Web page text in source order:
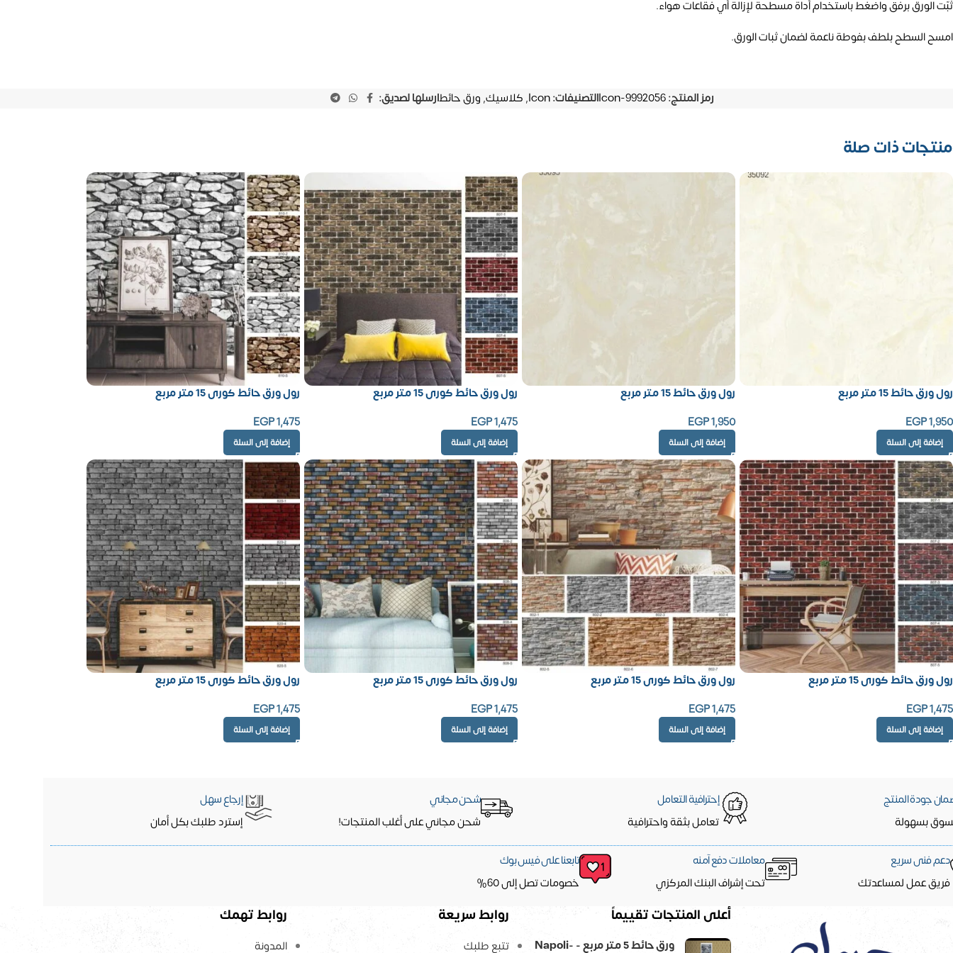
ثبّت الورق برفق واضغط باستخدام أداة مسطحة لإزالة أي فقاعات هواء.
امسح السطح بلطف بفوطة ناعمة لضمان ثبات الورق.
رمز المنتج:Icon-9992056التصنيفات:Icon
, كلاسيك, ورق حائطارسلها لصديق:
منتجات ذات صلة
رول ورق حائط 15 متر مربع
EGP1,950
إضافة إلى السلة
رول ورق حائط 15 متر مربع
EGP1,950
إضافة إلى السلة
رول ورق حائط كورى 15 متر مربع
EGP1,475
إضافة إلى السلة
رول ورق حائط كورى 15 متر مربع
EGP1,475
إضافة إلى السلة
رول ورق حائط كورى 15 متر مربع
EGP1,475
إضافة إلى السلة
رول ورق حائط كورى 15 متر مربع
EGP1,475
إضافة إلى السلة
رول ورق حائط كورى 15 متر مربع
EGP1,475
إضافة إلى السلة
رول ورق حائط كورى 15 متر مربع
EGP1,475
إضافة إلى السلة
جودة المنتج
بسهولة
إحترافية التعامل
تعامل بثقة واحترافية
شحن مجاني
شحن مجاني على أغلب المنتجات!
إرجاع سهل
إسترد طلبك بكل أمان
دعم فنى سريع
فريق عمل لمساعدتك
معاملات دفع آمنه
تحت إشراف البنك المركزي
تابعنا على فيس بوك
خصومات تصل إلى 60%
أعلى المنتجات تقييماً
ورق حائط 5 متر مربع - Napoli-
روابط سريعة
تتبع طلبك
روابط تهمك
المدونة